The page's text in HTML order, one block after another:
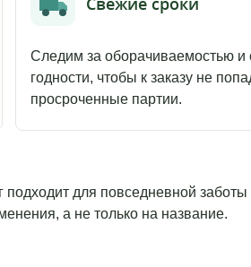
Следим за оборачиваемостью и
годности, чтобы к заказу не
просроченные партии.
подходит для повседневной
а не только на название.